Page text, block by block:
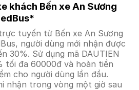
khách Bến xe An Sương
tuyến từ Bến xe An Sương
người dùng mới nhận được
30%. Sử dụng mã DAUTIEN
tối đa 60000đ và hoàn tiền
cho người dùng lần đầu.
nhận trong vòng một giờ sau